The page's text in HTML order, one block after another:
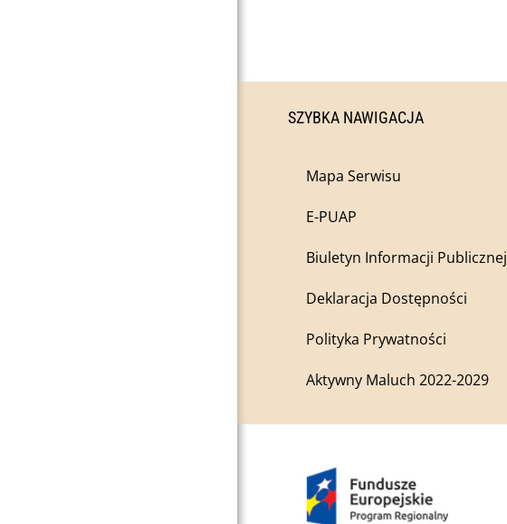
SZYBKA NAWIGACJA
Mapa Serwisu
E-PUAP
Biuletyn Informacji Publicznej
Deklaracja Dostępności
Polityka Prywatności
Aktywny Maluch 2022-2029